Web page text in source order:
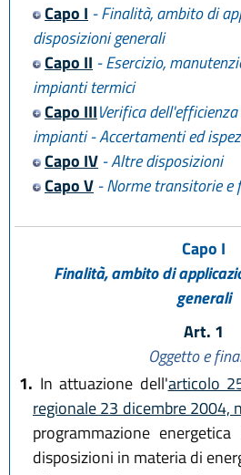
Capo I - Finalità, ambito di
disposizioni generali
Capo II - Esercizio,
impianti termici
Capo IIIVerifica
impianti - Accertamenti ed
Capo IV- Altre disposizioni
Capo V- Norme transitorie e
Capo I
Finalità, ambito di
generali
Art. 1
Oggetto e
1. In attuazione dell'articolo
regionale 23 dicembre 2004,
programmazione
disposizioni in materia di